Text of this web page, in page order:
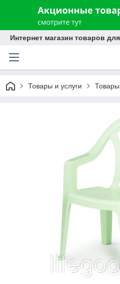
Интернет магазин товаров
Товары и услуги